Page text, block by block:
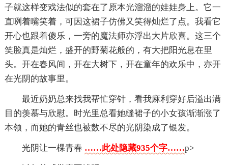
子就这样变戏法似的套在了原本光溜溜的娃娃身上。它一
直咧着嘴笑着，可因这裙子仿佛又笑得灿烂了点。我看它
开心也跟着傻乐，一旁的魔法师亦浮出大片欣喜。这三个
笑脸真是灿烂，盛开的野菊花般的，有大把阳光息在里
头。开在春风间，开在大树下，开在童年的欢乐中，亦开
在光阴的故事里。
最近奶奶总来找我帮忙穿针，看我麻利穿好后溢出满
目的羡慕与欣慰。时光里总看她缝裙子的小女孩渐渐涨了
本领，而她的青丝也被数不尽的光阴染成了银发。
光阴让一棵青春 ……此处隐藏935个字……p>